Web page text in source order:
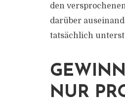
den
darüber
tatsächlich
NUR